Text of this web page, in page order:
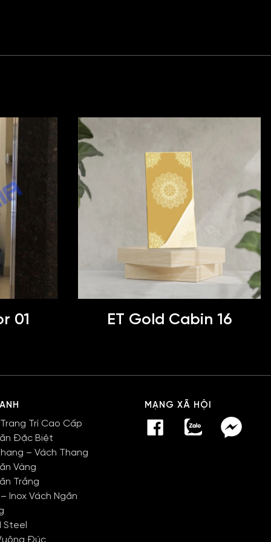
01 ET Gold Cabin 16
Trí Cao Cấp
Đặc Biệt
– Vách Thang
Vàng
Trắng
Inox Vách Ngăn
Steel
Đúc
MẠNG XÃ HỘI